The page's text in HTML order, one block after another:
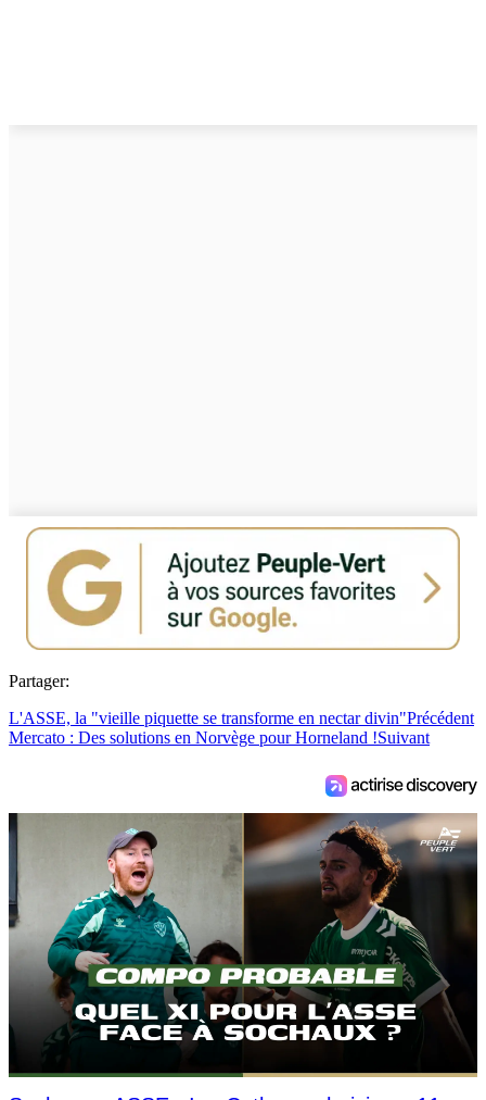
Partager:
L'ASSE, la "vieille piquette se transforme en nectar divin"Précédent
Mercato : Des solutions en Norvège pour Horneland !Suivant